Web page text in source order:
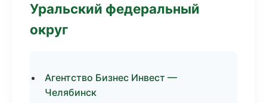
Уральский федеральный
округ
Агентство Бизнес Инвест —
Челябинск